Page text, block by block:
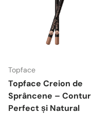
Topface
Topface Creion de
Sprâncene – Contur
Perfect și Natural